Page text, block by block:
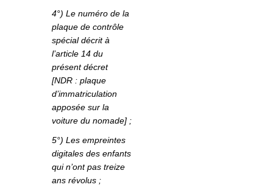
4°) Le numéro de la
plaque de contrôle
spécial décrit à
l’article 14 du
présent décret
[NDR : plaque
d’immatriculation
apposée sur la
voiture du nomade] ;
5°) Les empreintes
digitales des enfants
qui n’ont pas treize
ans révolus ;